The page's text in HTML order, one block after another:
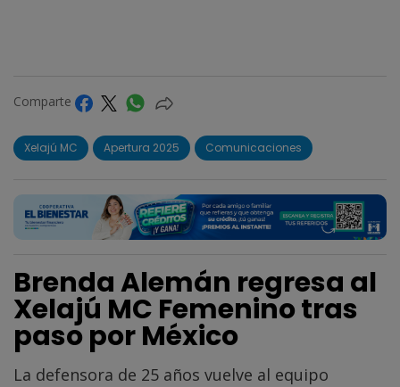
Comparte
Xelajú MC Apertura 2025 Comunicaciones
Brenda Alemán regresa al
Xelajú MC Femenino tras
paso por México
La defensora de 25 años vuelve al equipo